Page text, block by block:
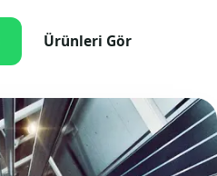
Ürünleri Gör